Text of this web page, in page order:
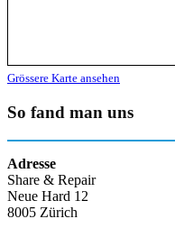
Grössere Karte ansehen
So fand man uns
Adresse
Share & Repair
Neue Hard 12
8005 Zürich